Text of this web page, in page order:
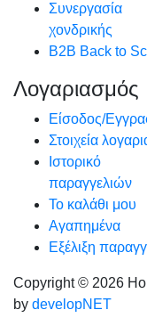
Συνεργασία
χονδρικής
B2B Back to
Λογαριασμός
Είσοδος/
Στοιχεία
Ιστορικό
παραγγελιών
Το καλάθι μου
Αγαπημένα
Εξέλιξη
Copyright © 2026
by developNET